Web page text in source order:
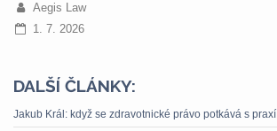
Aegis Law
1. 7. 2026
DALŠÍ ČLÁNKY:
Jakub Král: když se zdravotnické právo potkává s praxí